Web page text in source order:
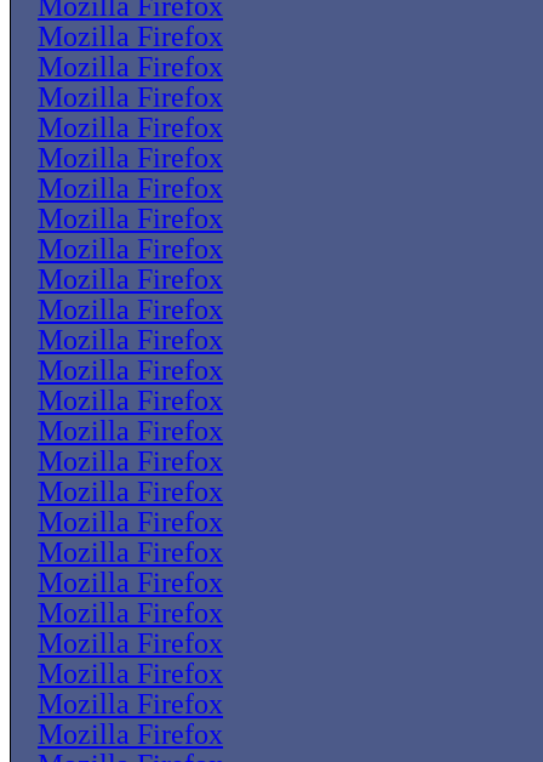
Mozilla Firefox
Mozilla Firefox
Mozilla Firefox
Mozilla Firefox
Mozilla Firefox
Mozilla Firefox
Mozilla Firefox
Mozilla Firefox
Mozilla Firefox
Mozilla Firefox
Mozilla Firefox
Mozilla Firefox
Mozilla Firefox
Mozilla Firefox
Mozilla Firefox
Mozilla Firefox
Mozilla Firefox
Mozilla Firefox
Mozilla Firefox
Mozilla Firefox
Mozilla Firefox
Mozilla Firefox
Mozilla Firefox
Mozilla Firefox
Mozilla Firefox